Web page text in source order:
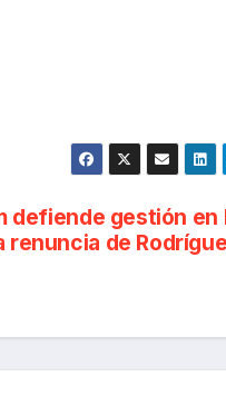
defiende gestión en
renuncia de